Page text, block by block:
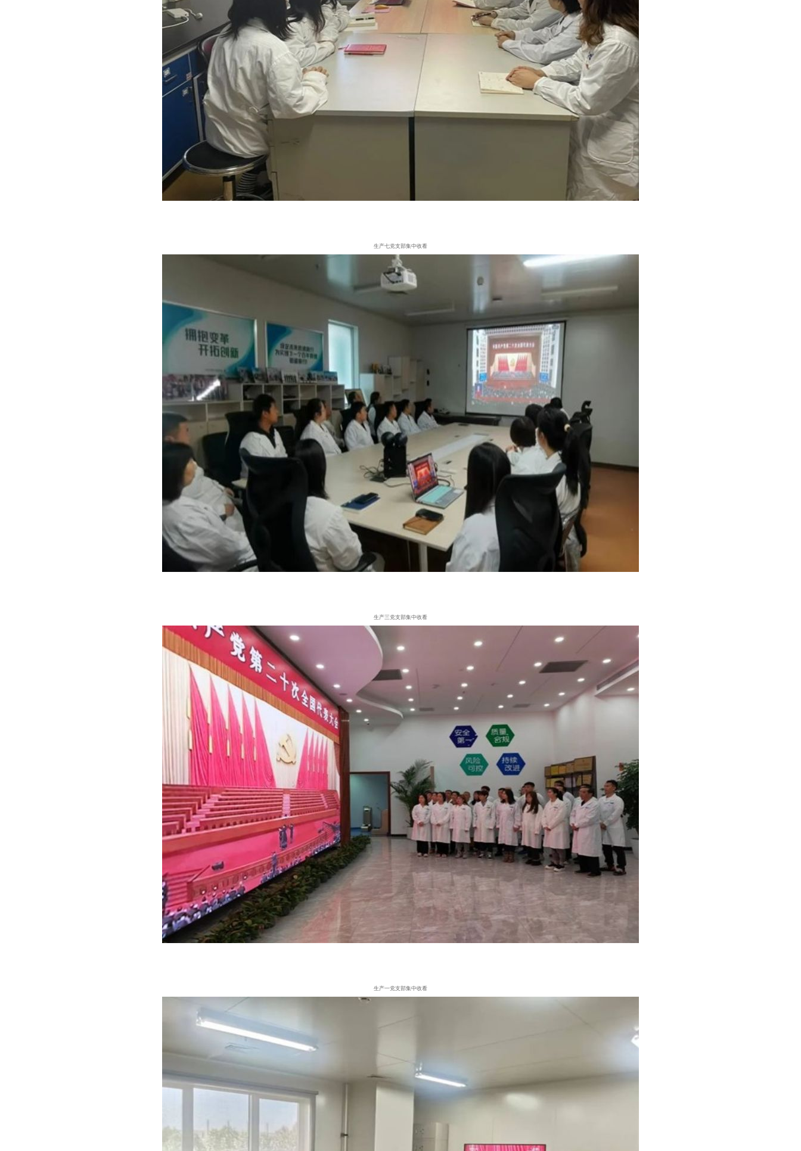
生产七党支部集中收看
生产三党支部集中收看
生产一党支部集中收看